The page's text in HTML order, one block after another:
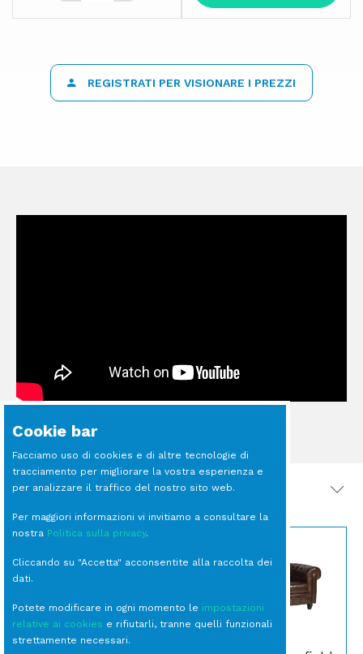
REGISTRATI PER VISIONARE I PREZZI
PRODOTTI CORRELATI
BICCHIERE Tumbler
Cookie bar
Facciamo uso di cookies e di altre tecnologie di
tracciamento per migliorare la vostra esperienza e
per analizzare il traffico del nostro sito web.
Per maggiori informazioni vi invitiamo a consultare la
nostra Politica sulla privacy.
Cliccando su "Accetta" acconsentite alla raccolta dei
dati.
Potete modificare in ogni momento le impostazioni
relative ai cookies e rifiutarli, tranne quelli funzionali
strettamente necessari.